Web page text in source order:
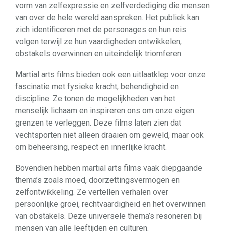
vorm van zelfexpressie en zelfverdediging die mensen
van over de hele wereld aanspreken. Het publiek kan
zich identificeren met de personages en hun reis
volgen terwijl ze hun vaardigheden ontwikkelen,
obstakels overwinnen en uiteindelijk triomferen.
Martial arts films bieden ook een uitlaatklep voor onze
fascinatie met fysieke kracht, behendigheid en
discipline. Ze tonen de mogelijkheden van het
menselijk lichaam en inspireren ons om onze eigen
grenzen te verleggen. Deze films laten zien dat
vechtsporten niet alleen draaien om geweld, maar ook
om beheersing, respect en innerlijke kracht.
Bovendien hebben martial arts films vaak diepgaande
thema’s zoals moed, doorzettingsvermogen en
zelfontwikkeling. Ze vertellen verhalen over
persoonlijke groei, rechtvaardigheid en het overwinnen
van obstakels. Deze universele thema’s resoneren bij
mensen van alle leeftijden en culturen.